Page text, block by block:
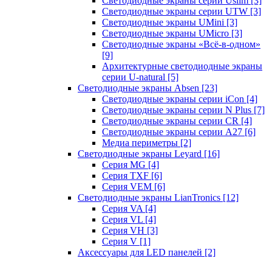
Светодиодные экраны серии UTW [3]
Светодиодные экраны UMini [3]
Светодиодные экраны UMicro [3]
Светодиодные экраны «Всё-в-одном»
[9]
Архитектурные светодиодные экраны
серии U-natural [5]
Светодиодные экраны Absen [23]
Светодиодные экраны серии iCon [4]
Светодиодные экраны серии N Plus [7]
Светодиодные экраны серии CR [4]
Светодиодные экраны серии А27 [6]
Медиа периметры [2]
Светодиодные экраны Leyard [16]
Серия MG [4]
Серия TXF [6]
Серия VEM [6]
Светодиодные экраны LianTronics [12]
Серия VA [4]
Серия VL [4]
Серия VH [3]
Серия V [1]
Аксессуары для LED панелей [2]